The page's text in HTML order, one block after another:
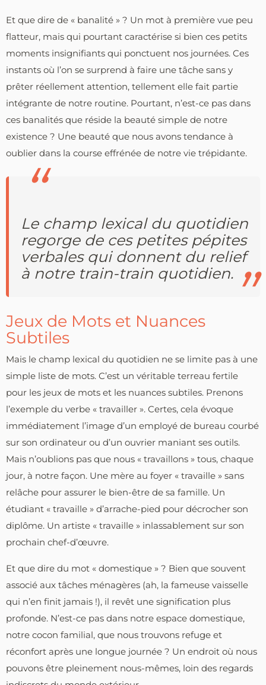
Et que dire de « banalité » ? Un mot à première vue peu
flatteur, mais qui pourtant caractérise si bien ces petits
moments insignifiants qui ponctuent nos journées. Ces
instants où l’on se surprend à faire une tâche sans y
prêter réellement attention, tellement elle fait partie
intégrante de notre routine. Pourtant, n’est-ce pas dans
ces banalités que réside la beauté simple de notre
existence ? Une beauté que nous avons tendance à
oublier dans la course effrénée de notre vie trépidante.
Le champ lexical du quotidien
regorge de ces petites pépites
verbales qui donnent du relief
à notre train-train quotidien.
Jeux de Mots et Nuances
Subtiles
Mais le champ lexical du quotidien ne se limite pas à une
simple liste de mots. C’est un véritable terreau fertile
pour les jeux de mots et les nuances subtiles. Prenons
l’exemple du verbe « travailler ». Certes, cela évoque
immédiatement l’image d’un employé de bureau courbé
sur son ordinateur ou d’un ouvrier maniant ses outils.
Mais n’oublions pas que nous « travaillons » tous, chaque
jour, à notre façon. Une mère au foyer « travaille » sans
relâche pour assurer le bien-être de sa famille. Un
étudiant « travaille » d’arrache-pied pour décrocher son
diplôme. Un artiste « travaille » inlassablement sur son
prochain chef-d’œuvre.
Et que dire du mot « domestique » ? Bien que souvent
associé aux tâches ménagères (ah, la fameuse vaisselle
qui n’en finit jamais !), il revêt une signification plus
profonde. N’est-ce pas dans notre espace domestique,
notre cocon familial, que nous trouvons refuge et
réconfort après une longue journée ? Un endroit où nous
pouvons être pleinement nous-mêmes, loin des regards